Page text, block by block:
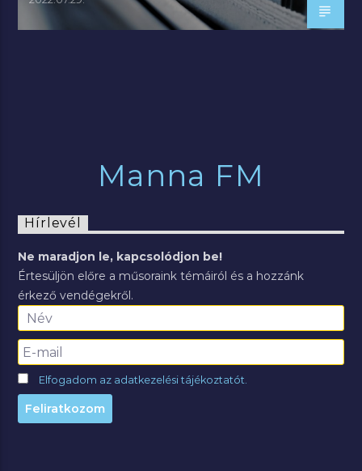
Manna FM
Hírlevél
Ne maradjon le, kapcsolódjon be!
Értesüljön előre a műsoraink témáiról és a hozzánk
érkező vendégekről.
Elfogadom az adatkezelési tájékoztatót.